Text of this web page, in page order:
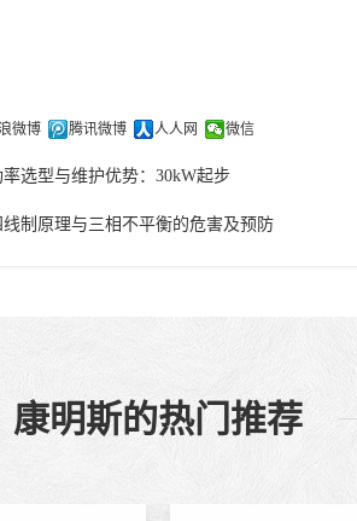
微博 腾讯微博 人人网 微信
选型与维护优势：30kW起步
制原理与三相不平衡的危害及预防
康明斯的热门推荐